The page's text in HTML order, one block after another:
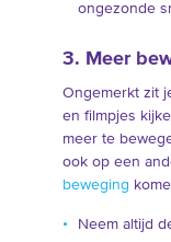
ongezonde
3. Meer
Ongemerkt zit
en filmpjes
meer te
ook op een
beweging
Neem altijd